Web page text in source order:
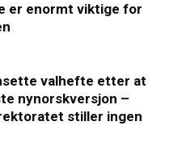
er enormt viktige for
valhefte etter at
nynorskversjon –
stiller ingen